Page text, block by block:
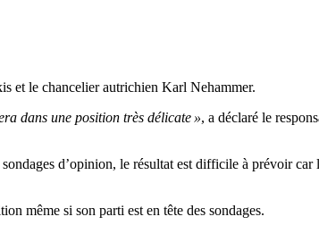
et le chancelier autrichien Karl Nehammer.
dans une position très délicate », a déclaré le
d’opinion, le résultat est difficile à prévoir car
même si son parti est en tête des sondages.